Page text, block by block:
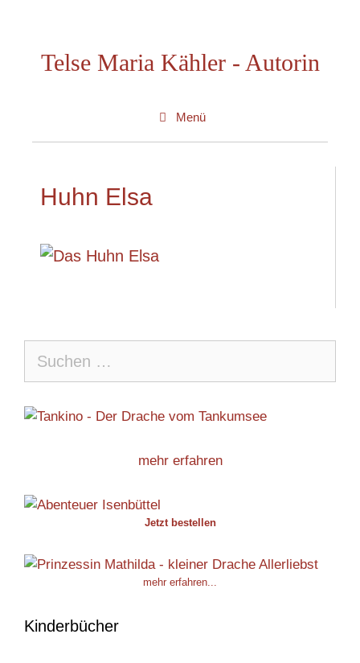
springenTelse Maria Kähler - Autorin
Menü
Huhn Elsa
nach:
mehr erfahren
Jetzt bestellen
mehr erfahren...
Kinderbücher